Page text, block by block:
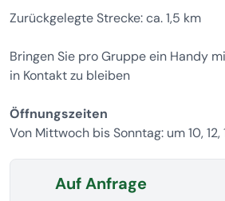
Zurückgelegte Strecke: ca. 1,5 km
Bringen Sie pro Gruppe ein Handy
in Kontakt zu bleiben
Öffnungszeiten
Von Mittwoch bis Sonntag: um 10, 12,
Auf Anfrage